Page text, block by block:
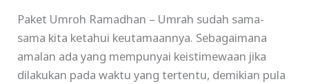
Paket Umroh Ramadhan – Umrah sudah sama-
sama kita ketahui keutamaannya. Sebagaimana
amalan ada yang mempunyai keistimewaan jika
dilakukan pada waktu yang tertentu, demikian pula